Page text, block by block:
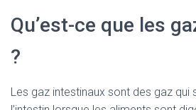
Qu’est-ce que les
?
Les gaz intestinaux sont des gaz qui